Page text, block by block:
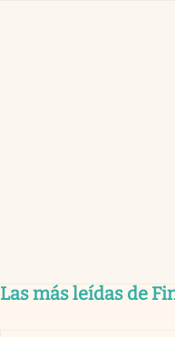
Las más leídas de